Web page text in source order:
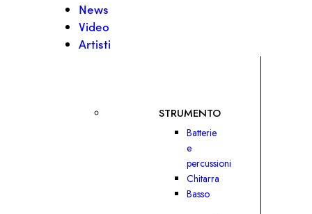
News
Video
Artisti
STRUMENTO
Batterie
e
percussioni
Chitarra
Basso